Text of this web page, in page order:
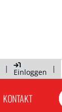
| Einloggen |
KONTAKT